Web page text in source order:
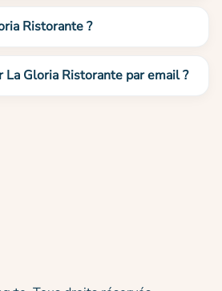
Ristorante ?
La Gloria Ristorante par email ?